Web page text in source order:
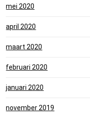
mei 2020
april 2020
maart 2020
februari 2020
januari 2020
november 2019